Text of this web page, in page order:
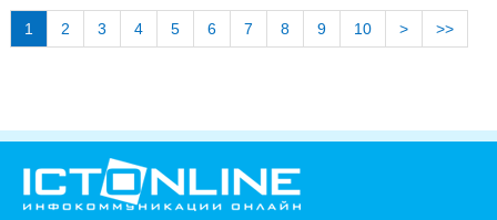
1 2 3 4 5 6 7 8 9 10 > >>